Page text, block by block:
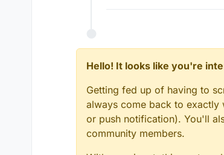
Hello! It looks like you're
Getting fed up of having to
always come back to exactly
or push notification). You'll
community members.